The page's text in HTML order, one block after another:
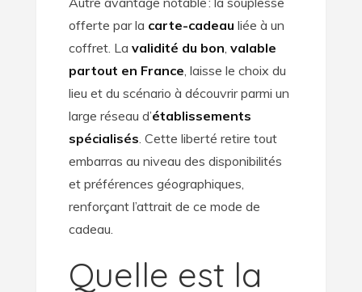
offerte par la carte-cadeau liée à un
coffret. La validité du bon valable
partout en France , laisse le choix du
lieu et du scénario à découvrir parmi un
large réseau d’établissements
spécialisés . Cette liberté retire tout
embarras au niveau des disponibilités
et préférences géographiques,
renforçant l’attrait de ce mode de
cadeau.
Quelle est la